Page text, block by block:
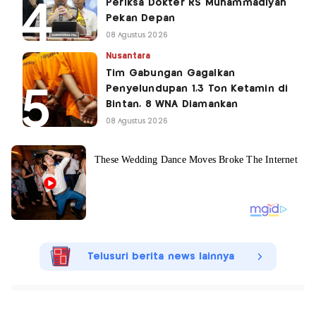
Periksa Dokter RS Muhammadiyah
Pekan Depan
08 Agustus 2026
Nusantara
Tim Gabungan Gagalkan
Penyelundupan 1,3 Ton Ketamin di
Bintan, 8 WNA Diamankan
08 Agustus 2026
Telusuri berita news lainnya